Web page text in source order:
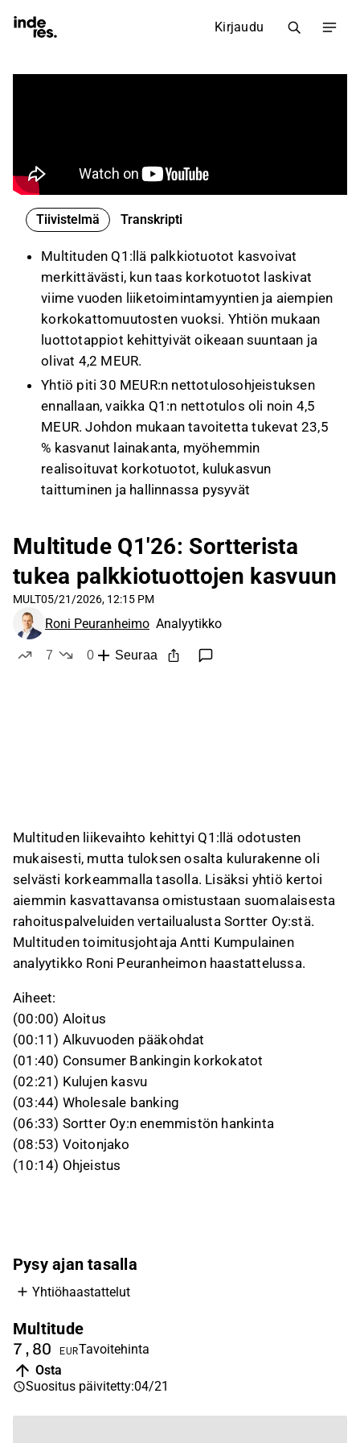
Kirjaudu
Tiivistelmä Transkripti
Multituden Q1:llä palkkiotuotot kasvoivat
merkittävästi, kun taas korkotuotot laskivat
viime vuoden liiketoimintamyyntien ja aiempien
korkokattomuutosten vuoksi. Yhtiön mukaan
luottotappiot kehittyivät oikeaan suuntaan ja
olivat 4,2 MEUR.
Yhtiö piti 30 MEUR:n nettotulosohjeistuksen
ennallaan, vaikka Q1:n nettotulos oli noin 4,5
MEUR. Johdon mukaan tavoitetta tukevat 23,5
% kasvanut lainakanta, myöhemmin
realisoituvat korkotuotot, kulukasvun
taittuminen ja hallinnassa pysyvät
SME Bankingissa CapitalBoxin portfolio kasvoi
lähes 20 %, mutta kulut nousivat tuloja
nopeammin muun muassa kasvun ja
markkinoinnin vuoksi. Yhtiö aikoo parantaa
kannattavuutta lisäämällä automaatiota,
kulutasoa.
Tämä sisältö on tekoälyn tuottamaa videon transkriptin pohjalta. Voit
antaa siitä palautetta Inderesin foorumilla. Anna siihen liittyvää
palautetta Inderesin foorumilla.
Multitude Q1'26: Sortterista
tukea palkkiotuottojen kasvuun
MULT05/21/2026, 12:15 PM
Roni Peuranheimo Analyytikko
7
0
Seuraa
Multituden liikevaihto kehittyi Q1:llä odotusten
mukaisesti, mutta tuloksen osalta kulurakenne oli
selvästi korkeammalla tasolla. Lisäksi yhtiö kertoi
aiemmin kasvattavansa omistustaan suomalaisesta
rahoituspalveluiden vertailualusta Sortter Oy:stä.
Multituden toimitusjohtaja Antti Kumpulainen
analyytikko Roni Peuranheimon haastattelussa.
Aiheet:
(00:00) Aloitus
(00:11) Alkuvuoden pääkohdat
(01:40) Consumer Bankingin korkokatot
(02:21) Kulujen kasvu
(03:44) Wholesale banking
(06:33) Sortter Oy:n enemmistön hankinta
(08:53) Voitonjako
(10:14) Ohjeistus
Pysy ajan tasalla
Yhtiöhaastattelut
Multitude
7,80 EURTavoitehinta
Osta
Suositus päivitetty:04/21